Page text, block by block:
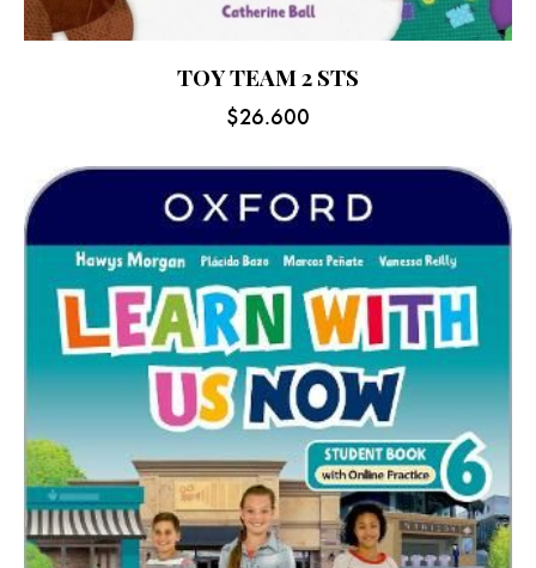
TOY TEAM 2 STS
$26.600